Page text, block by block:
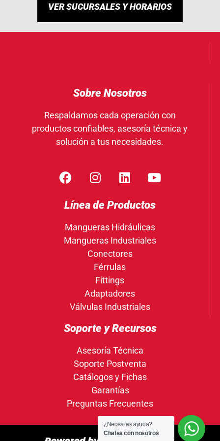
VER SUCURSALES Y HORARIOS
Sobre Nosotros
Respaldamos cada operación con
productos confiables, asesoría técnica y
solución a tus necesidades.
Línea de Productos
Mangueras Hidráulicas
Mangueras Industriales
Conectores
Férrulas
Fittings
Adaptadores
Válvulas Industriales
Soporte y Recursos
Asesoría Técnica
Soporte Postventa
Catálogos y Fichas
Garantías
Preguntas Frecuentes
¿Necesitas ayuda?
Chatea con nosotros